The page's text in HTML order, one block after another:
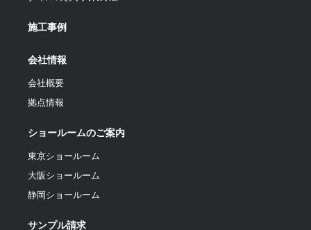
施工事例
会社情報
会社概要
拠点情報
ショールームのご案内
東京ショールーム
大阪ショールーム
静岡ショールーム
サンプル請求